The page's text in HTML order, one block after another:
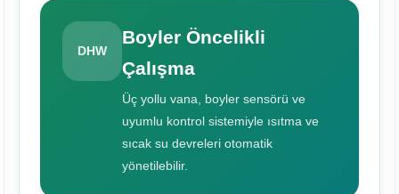
DHW
Boyler Öncelikli
Çalışma
Üç yollu vana, boyler sensörü ve
uyumlu kontrol sistemiyle ısıtma ve
sıcak su devreleri otomatik
yönetilebilir.